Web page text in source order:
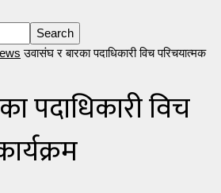
उवासंघ र बारका पदाधिकारी विच परिचयात्मक
पदाधिकारी विच